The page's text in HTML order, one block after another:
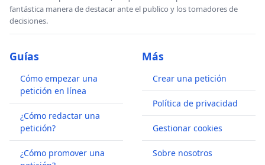
fantástica manera de destacar ante el publico y los tomadores de
decisiones.
Guías
Cómo empezar una
petición en línea
¿Cómo redactar una
petición?
¿Cómo promover una
Más
Crear una petición
Política de privacidad
Gestionar cookies
Sobre nosotros